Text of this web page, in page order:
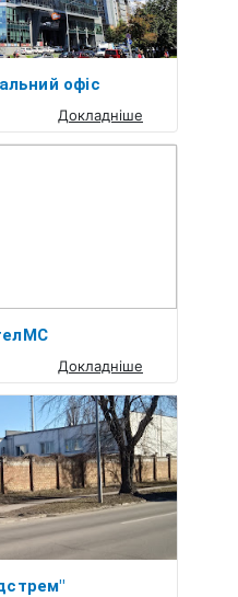
офіс
Докладніше
Докладніше